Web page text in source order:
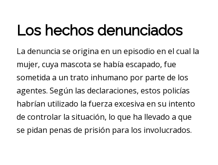
Los hechos denunciados
La denuncia se origina en un episodio en el cual la
mujer, cuya mascota se había escapado, fue
sometida a un trato inhumano por parte de los
agentes. Según las declaraciones, estos policías
habrían utilizado la fuerza excesiva en su intento
de controlar la situación, lo que ha llevado a que
se pidan penas de prisión para los involucrados.